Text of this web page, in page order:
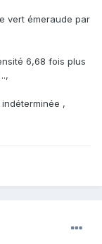
vert émeraude par
6,68 fois plus
,